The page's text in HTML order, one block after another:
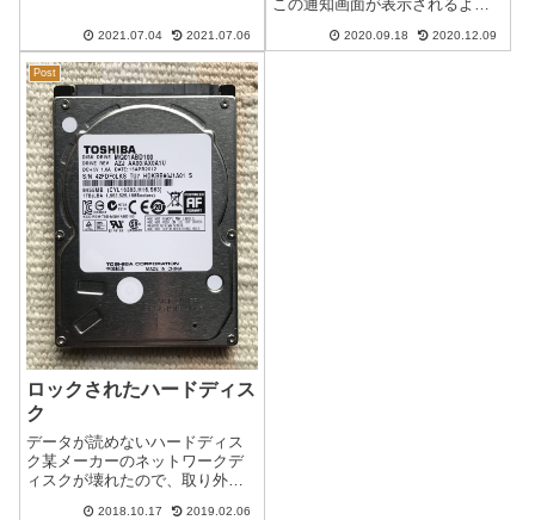
システム要件、機能、デバイス
の要件につい...
2021.07.04 2021.07.06
この通知画面が表示されるよう
せん。※一つの端末に複数の
2020.09.18 2020.12.09
Post
ロックされたハードディス
ク
データが読めないハードディス
ク某メーカーのネットワークデ
ィスクが壊れたので、取り外し
2018.10.17 2019.02.06